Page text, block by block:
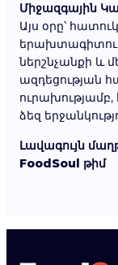
Միջազգային
Այս օրը՝
ներշնչանքի և
ազդեցության
ձեզ
Լավագույն
FoodSoul թիմ